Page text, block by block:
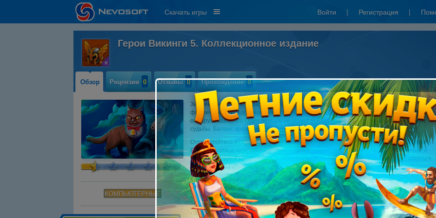
Скачать игры Войти | Регистрация |
Герои Викинги 5. Коллекционное издание
Обзор Рецензии 0 Отзывы 0 Прохождение 0
КОМПЬЮТЕРНЫЕ
Зимнее время - это пора подготовки к радостному празднику Йоль. В разгар
феерического представления Эваранд, Брунгильда, Хельга и Боромир случайно
обнаруживают, что Один больше не может контролировать видение времени и нити
судьбы. Баланс времени нужно срочно восстановить!
Отправляйтесь в страну викингов и помогите наладить порядок во всех Девяти мирах!
Вас ждут самые невероятные испытания в прошлом и будущем, новые противники и
верные друзья. Скачайте игру прямо сейчас и не упустите свой шанс воспользоваться
дарами Одина и научиться управлять своей судьбой!
Ключевые особенности игры:
- Бонусная глава на 10 дополнительных уровней
- 2 дополнительных анимированных 2D видеоролика
- Пошаговое руководство по уровням
- Захватывающий оригинальный саундтрек